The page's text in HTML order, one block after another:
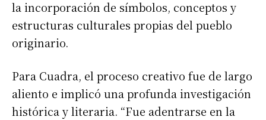
la incorporación de símbolos, conceptos y
estructuras culturales propias del pueblo
originario.
Para Cuadra, el proceso creativo fue de largo
aliento e implicó una profunda investigación
histórica y literaria. “Fue adentrarse en la